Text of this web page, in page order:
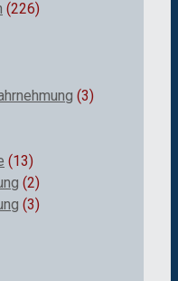
(226)
(3)
(13)
(2)
(3)